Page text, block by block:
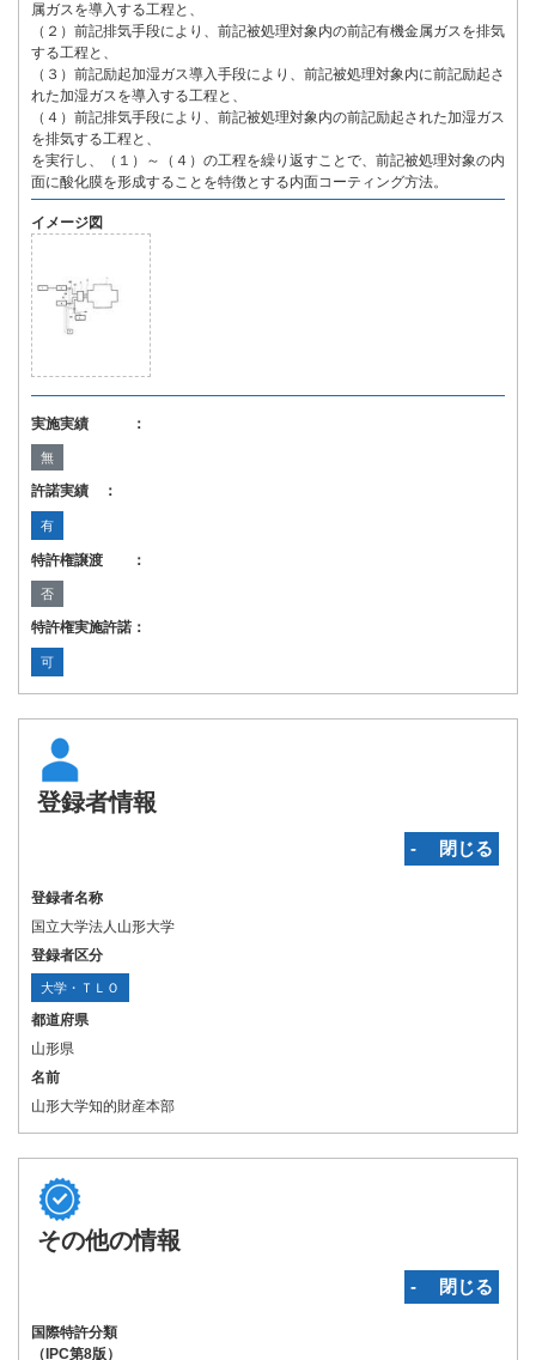
属ガスを導入する工程と、
（２）前記排気手段により、前記被処理対象内の前記有機金属ガスを排気
する工程と、
（３）前記励起加湿ガス導入手段により、前記被処理対象内に前記励起さ
れた加湿ガスを導入する工程と、
（４）前記排気手段により、前記被処理対象内の前記励起された加湿ガス
を排気する工程と、
を実行し、（１）～（４）の工程を繰り返すことで、前記被処理対象の内
面に酸化膜を形成することを特徴とする内面コーティング方法。
イメージ図
実施実績 ：
無
許諾実績 ：
有
特許権譲渡 ：
否
特許権実施許諾：
可
登録者情報
‐ 閉じる
登録者名称
国立大学法人山形大学
登録者区分
大学・ＴＬＯ
都道府県
山形県
名前
山形大学知的財産本部
その他の情報
‐ 閉じる
国際特許分類
（IPC第8版）